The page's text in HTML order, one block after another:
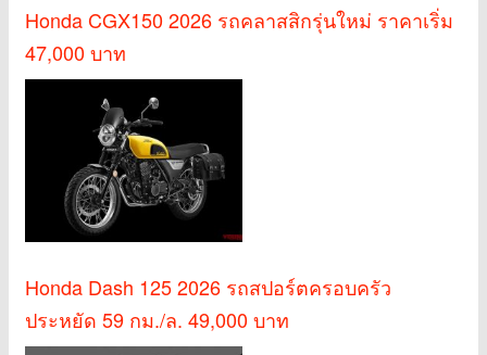
Honda CGX150 2026 รถคลาสสิกรุ่นใหม่ ราคาเริ่ม
47,000 บาท
Honda Dash 125 2026 รถสปอร์ตครอบครัว
ประหยัด 59 กม./ล. 49,000 บาท